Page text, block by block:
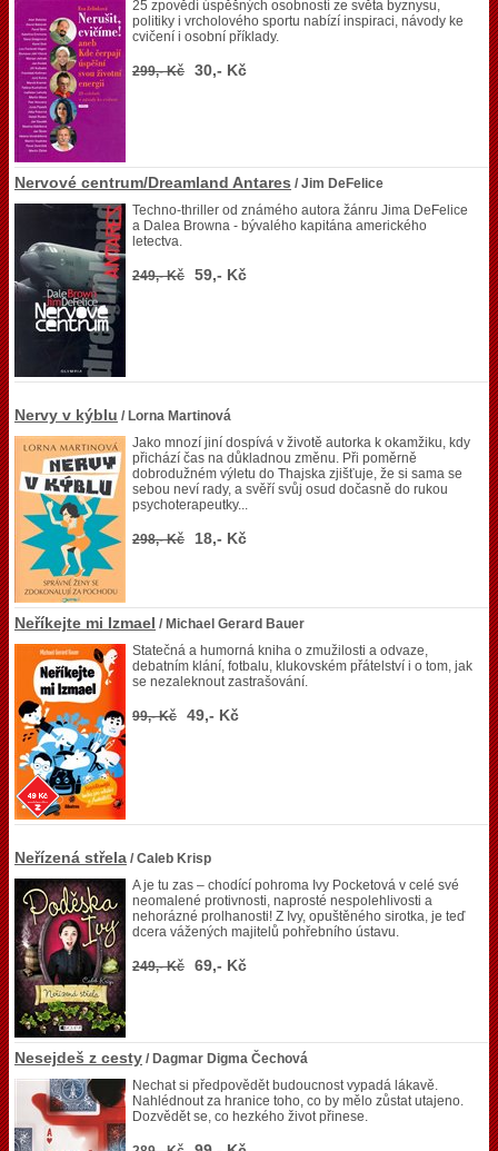
25 zpovědí úspěšných osobností ze světa byznysu,
politiky i vrcholového sportu nabízí inspiraci, návody ke
cvičení i osobní příklady.
299,- Kč 30,- Kč
Nervové centrum/Dreamland Antares / Jim DeFelice
Techno-thriller od známého autora žánru Jima DeFelice
a Dalea Browna - bývalého kapitána amerického
letectva.
249,- Kč 59,- Kč
Nervy v kýblu / Lorna Martinová
Jako mnozí jiní dospívá v životě autorka k okamžiku, kdy
přichází čas na důkladnou změnu. Při poměrně
dobrodužném výletu do Thajska zjišťuje, že si sama se
sebou neví rady, a svěří svůj osud dočasně do rukou
psychoterapeutky...
298,- Kč 18,- Kč
Neříkejte mi Izmael / Michael Gerard Bauer
Statečná a humorná kniha o zmužilosti a odvaze,
debatním klání, fotbalu, klukovském přátelství i o tom, jak
se nezaleknout zastrašování.
99,- Kč 49,- Kč
Neřízená střela / Caleb Krisp
A je tu zas – chodící pohroma Ivy Pocketová v celé své
neomalené protivnosti, naprosté nespolehlivosti a
nehorázné prolhanosti! Z Ivy, opuštěného sirotka, je teď
dcera vážených majitelů pohřebního ústavu.
249,- Kč 69,- Kč
Nesejdeš z cesty / Dagmar Digma Čechová
Nechat si předpovědět budoucnost vypadá lákavě.
Nahlédnout za hranice toho, co by mělo zůstat utajeno.
Dozvědět se, co hezkého život přinese.